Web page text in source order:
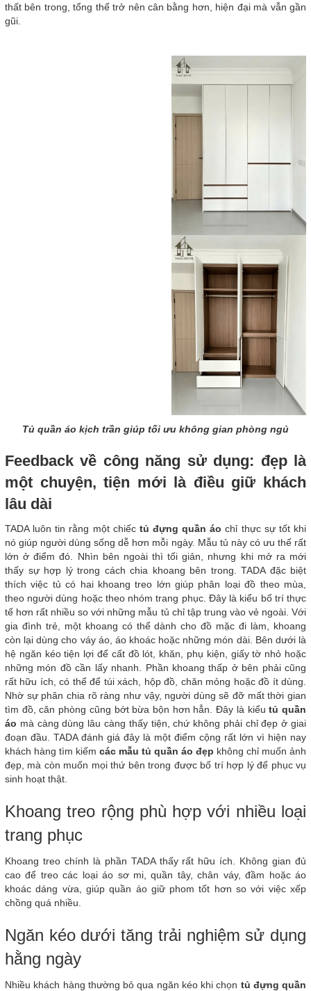
thất bên trong, tổng thể trở nên cân bằng hơn, hiện đại mà vẫn gần
gũi.
Tủ quần áo kịch trần giúp tối ưu không gian phòng ngủ
Feedback về công năng sử dụng: đẹp là
một chuyện, tiện mới là điều giữ khách
lâu dài
TADA luôn tin rằng một chiếc tủ đựng quần áo chỉ thực sự tốt khi
nó giúp người dùng sống dễ hơn mỗi ngày. Mẫu tủ này có ưu thế rất
lớn ở điểm đó. Nhìn bên ngoài thì tối giản, nhưng khi mở ra mới
thấy sự hợp lý trong cách chia khoang bên trong. TADA đặc biệt
thích việc tủ có hai khoang treo lớn giúp phân loại đồ theo mùa,
theo người dùng hoặc theo nhóm trang phục. Đây là kiểu bố trí thực
tế hơn rất nhiều so với những mẫu tủ chỉ tập trung vào vẻ ngoài. Với
gia đình trẻ, một khoang có thể dành cho đồ mặc đi làm, khoang
còn lại dùng cho váy áo, áo khoác hoặc những món dài. Bên dưới là
hệ ngăn kéo tiện lợi để cất đồ lót, khăn, phụ kiện, giấy tờ nhỏ hoặc
những món đồ cần lấy nhanh. Phần khoang thấp ở bên phải cũng
rất hữu ích, có thể để túi xách, hộp đồ, chăn mỏng hoặc đồ ít dùng.
Nhờ sự phân chia rõ ràng như vậy, người dùng sẽ đỡ mất thời gian
tìm đồ, căn phòng cũng bớt bừa bộn hơn hẳn. Đây là kiểutủ quần
áo mà càng dùng lâu càng thấy tiện, chứ không phải chỉ đẹp ở giai
đoạn đầu. TADA đánh giá đây là một điểm cộng rất lớn vì hiện nay
khách hàng tìm kiếm các mẫu tủ quần áo đẹp không chỉ muốn ảnh
đẹp, mà còn muốn mọi thứ bên trong được bố trí hợp lý để phục vụ
sinh hoạt thật.
Khoang treo rộng phù hợp với nhiều loại
trang phục
Khoang treo chính là phần TADA thấy rất hữu ích. Không gian đủ
cao để treo các loại áo sơ mi, quần tây, chân váy, đầm hoặc áo
khoác dáng vừa, giúp quần áo giữ phom tốt hơn so với việc xếp
chồng quá nhiều.
Ngăn kéo dưới tăng trải nghiệm sử dụng
hằng ngày
Nhiều khách hàng thường bỏ qua ngăn kéo khi chọn tủ đựng quần